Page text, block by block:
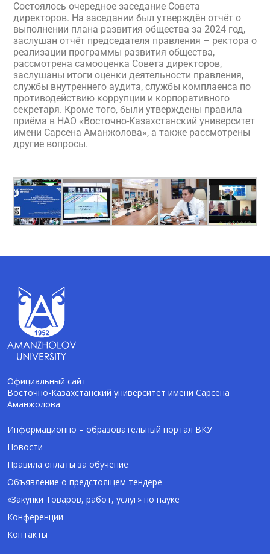
Состоялось очередное заседание Совета
директоров. На заседании был утверждён отчёт о
выполнении плана развития общества за 2024 год,
заслушан отчёт председателя правления – ректора о
реализации программы развития общества,
рассмотрена самооценка Совета директоров,
заслушаны итоги оценки деятельности правления,
службы внутреннего аудита, службы комплаенса по
противодействию коррупции и корпоративного
секретаря. Кроме того, были утверждены правила
приёма в НАО «Восточно-Казахстанский университет
имени Сарсена Аманжолова», а также рассмотрены
другие вопросы.
Официальный сайт
Восточно-Казахстанский университет имени Сарсена
Аманжолова
Информационно – образовательный портал ВКУ
Новости
Правила оплаты за обучение
Объявление о предстоящем тендере
«Закупки Товаров, работ, услуг» по науке
Конференции
Контакты
Помощник Amanzholov University
Здравствуйте! Я AI-Talapker — помощник
ВКУ им. Сарсена Аманжолова (ВКУ). Отвечу
на вопросы о поступлении в бакалавриат,